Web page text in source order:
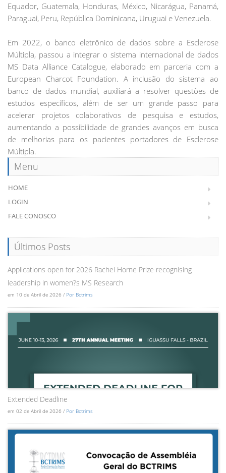
Equador, Guatemala, Honduras, México, Nicarágua, Panamá,
Paraguai, Peru, República Dominicana, Uruguai e Venezuela.
Em 2022, o banco eletrônico de dados sobre a Esclerose
Múltipla, passou a integrar o sistema internacional de dados
MS Data Alliance Catalogue, elaborado em parceria com a
European Charcot Foundation. A inclusão do sistema ao
banco de dados mundial, auxiliará a resolver questões de
estudos específicos, além de ser um grande passo para
acelerar projetos colaborativos de pesquisa e estudos,
aumentando a possibilidade de grandes avanços em busca
de melhorias para os pacientes portadores de Esclerose
Múltipla.
Menu
HOME
LOGIN
FALE CONOSCO
Últimos Posts
Applications open for 2026 Rachel Horne Prize recognising
leadership in women?s MS Research
em 10 de Abril de 2026 / Por Bctrims
Extended Deadline
em 02 de Abril de 2026 / Por Bctrims